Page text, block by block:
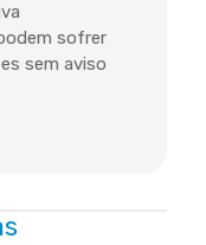
sofrer
sem aviso